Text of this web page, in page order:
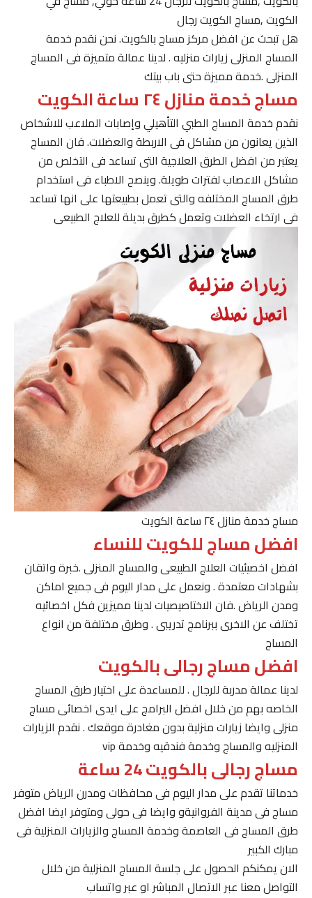
الكويت ,مساج الكويت رجال
هل تبحث عن افضل مركز مساج بالكويت. نحن نقدم خدمة
المساج المنزلى زيارات منزليه . لدينا عمالة متميزة فى المساج
المنزلى .خدمة مميزة حتى باب بيتك
مساج خدمة منازل ٢٤ ساعة الكويت
نقدم خدمة المساج الطبي التأهيلي وإصابات الملاعب للاشخاص
الذين يعانون من مشاكل فى الاربطة والعضلات. فان المساج
يعتبر من افضل الطرق العلاجية التى تساعد فى التخلص من
مشاكل الاعصاب لفترات طويلة. وينصح الاطباء فى استخدام
طرق المساج المختلفه والتى تعمل بطبيعتها على انها تساعد
فى ارتخاء العضلات وتعمل كطرق بديلة للعلاج الطبيعى
مساج خدمة منازل ٢٤ ساعة الكويت
افضل مساج للكويت للنساء
افضل اخصيئيات العلاج الطبيعى والمساج المنزلى .خبرة واتقان
بشهادات معتمدة . ونعمل على مدار اليوم فى جميع اماكن
ومدن الرياض .فان الاختاصيصيات لدينا مميزين فكل اخصائيه
تختلف عن الاخرى ببرنامج تدريبى . وطرق مختلفة من انواع
المساج
افضل مساج رجالى بالكويت
لدينا عمالة مدربة للرجال . للمساعدة على اختيار طرق المساج
الخاصه بهم من خلال افضل البرامج على ايدى اخصائى مساج
منزلى وايضا زيارات منزلية بدون مغادرة موقعك . نقدم الزيارات
المنزليه والمساج وخدمة فندقيه وخدمة vip
مساج رجالى بالكويت 24 ساعة
خدماتنا تقدم على مدار اليوم فى محافظات ومدرن الرياض متوفر
مساج فى مدينة الفروانيةو وايضا فى حولى ومتوفر ايضا افضل
طرق المساج فى العاصمة وخدمة المساج والزيارات المنزلية فى
مبارك الكبير
الان يمكنكم الحصول على جلسة المساج المنزلية من خلال
التواصل معنا عبر الاتصال المباشر او عبر واتساب